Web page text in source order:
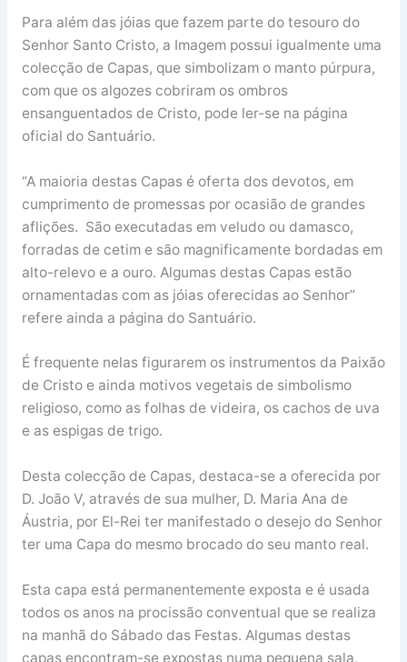
Para além das jóias que fazem parte do tesouro do
Senhor Santo Cristo, a Imagem possui igualmente uma
colecção de Capas, que simbolizam o manto púrpura,
com que os algozes cobriram os ombros
ensanguentados de Cristo, pode ler-se na página
oficial do Santuário.
“A maioria destas Capas é oferta dos devotos, em
cumprimento de promessas por ocasião de grandes
aflições. São executadas em veludo ou damasco,
forradas de cetim e são magnificamente bordadas em
alto-relevo e a ouro. Algumas destas Capas estão
ornamentadas com as jóias oferecidas ao Senhor”
refere ainda a página do Santuário.
É frequente nelas figurarem os instrumentos da Paixão
de Cristo e ainda motivos vegetais de simbolismo
religioso, como as folhas de videira, os cachos de uva
e as espigas de trigo.
Desta colecção de Capas, destaca-se a oferecida por
D. João V, através de sua mulher, D. Maria Ana de
Áustria, por El-Rei ter manifestado o desejo do Senhor
ter uma Capa do mesmo brocado do seu manto real.
Esta capa está permanentemente exposta e é usada
todos os anos na procissão conventual que se realiza
na manhã do Sábado das Festas. Algumas destas
capas encontram-se expostas numa pequena sala,